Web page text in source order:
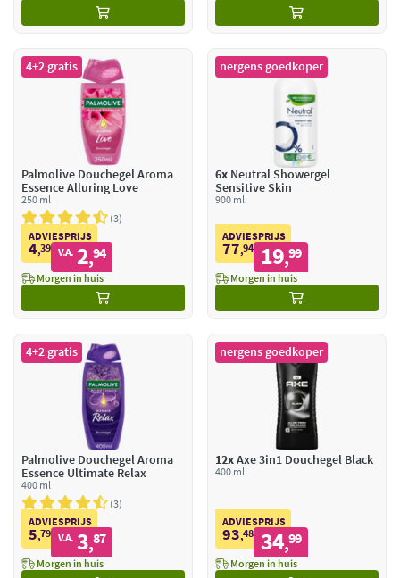
4+2 gratis
Palmolive Douchegel Aroma
Essence Alluring Love
250 ml
3
ADVIESPRIJS
4,39 V.A. 2,94
Morgen in huis
nergens goedkoper
6xNeutral Showergel
Sensitive Skin
900 ml
ADVIESPRIJS
77,94 19,99
Morgen in huis
4+2 gratis
Palmolive Douchegel Aroma
Essence Ultimate Relax
400 ml
3
ADVIESPRIJS
5,79 V.A. 3,87
Morgen in huis
nergens goedkoper
12xAxe 3in1 Douchegel Black
400 ml
ADVIESPRIJS
93,48 34,99
Morgen in huis